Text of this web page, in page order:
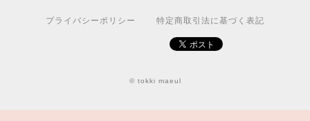
プライバシーポリシー 特定商取引法に基づく表記
© tokki maeul